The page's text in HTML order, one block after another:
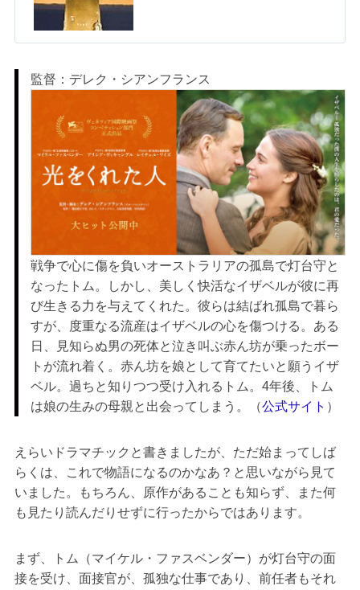
監督：デレク・シアンフランス
戦争で心に傷を負いオーストラリアの孤島で灯台守と
なったトム。しかし、美しく快活なイザベルが彼に再
び生きる力を与えてくれた。彼らは結ばれ孤島で暮ら
すが、度重なる流産はイザベルの心を傷つける。ある
日、見知らぬ男の死体と泣き叫ぶ赤ん坊が乗ったボー
トが流れ着く。赤ん坊を娘として育てたいと願うイザ
ベル。過ちと知りつつ受け入れるトム。4年後、トム
は娘の生みの母親と出会ってしまう。（公式サイト ）
えらいドラマチックと書きましたが、ただ始まってしば
らくは、これで物語になるのかなあ？と思いながら見て
いました。もちろん、原作があることも知らず、また何
も見たり読んだりせずに行ったからではあります。
まず、トム（マイケル・ファスベンダー）が灯台守の面
接を受け、面接官が、孤独な仕事であり、前任者もそれ